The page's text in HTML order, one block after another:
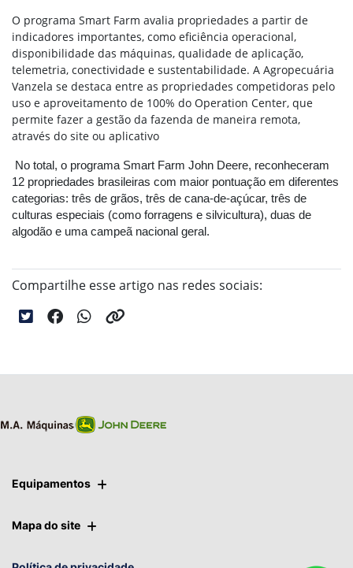
O programa Smart Farm avalia propriedades a partir de
indicadores importantes, como eficiência operacional,
disponibilidade das máquinas, qualidade de aplicação,
telemetria, conectividade e sustentabilidade. A Agropecuária
Vanzela se destaca entre as propriedades competidoras pelo
uso e aproveitamento de 100% do Operation Center, que
permite fazer a gestão da fazenda de maneira remota,
através do site ou aplicativo
No total, o programa Smart Farm John Deere, reconheceram
12 propriedades brasileiras com maior pontuação em diferentes
categorias: três de grãos, três de cana-de-açúcar, três de
culturas especiais (como forragens e silvicultura), duas de
algodão e uma campeã nacional geral.
Compartilhe esse artigo nas redes sociais:
Equipamentos
Mapa do site